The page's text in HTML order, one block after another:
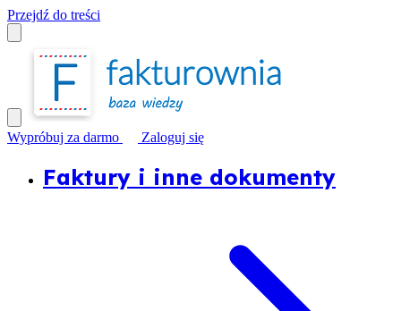
Przejdź do treści
Wypróbuj za darmo Zaloguj się
Faktury i inne dokumenty